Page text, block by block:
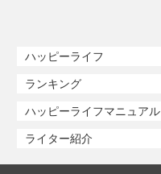
ハッピーライフ
ランキング
ハッピーライフマニュアル
ライター紹介